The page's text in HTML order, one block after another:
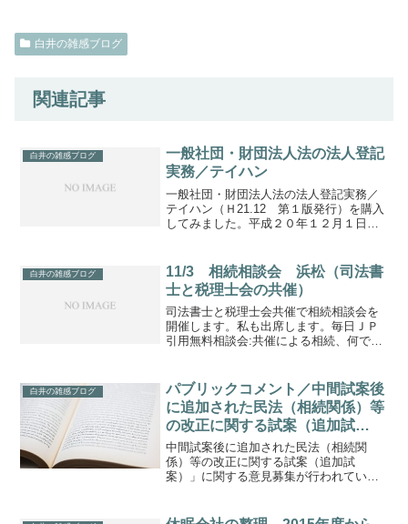
白井の雑感ブログ
関連記事
白井の雑感ブログ
一般社団・財団法人法の法人登記
実務／テイハン
一般社団・財団法人法の法人登記実務／
テイハン（Ｈ21.12 第１版発行）を購入
してみました。平成２０年１２月１日施
①一般社団法人及び一般財団法人に関す
る法律（平成１８年法...
白井の雑感ブログ
11/3 相続相談会 浜松（司法書
士と税理士会の共催）
司法書士と税理士会共催で相続相談会を
開催します。私も出席します。毎日ＪＰ
引用無料相談会:共催による相続、何でも
会と東海税理士会静岡県支部連合会は、
面接による「相...
白井の雑感ブログ
パブリックコメント／中間試案後
に追加された民法（相続関係）等
の改正に関する試案（追加試
案）」に関する意見募集
中間試案後に追加された民法（相続関
係）等の改正に関する試案（追加試
案）」に関する意見募集が行われていま
法制審議会民法（相続関係）部会は、中